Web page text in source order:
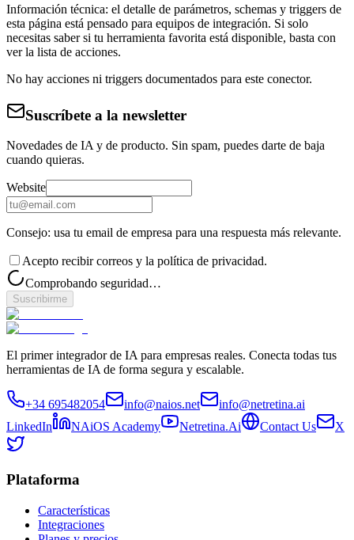
Información técnica: el detalle de parámetros, schemas y triggers de
esta página está pensado para equipos de integración. Si solo
necesitas saber si tu herramienta favorita está disponible, basta con
ver la lista de acciones.
No hay acciones ni triggers documentados para este conector.
Suscríbete a la newsletter
Novedades de IA y de producto. Sin spam, puedes darte de baja
cuando quieras.
Website
Consejo: usa tu email de empresa para una respuesta más relevante.
Acepto recibir correos y la política de privacidad.
Comprobando seguridad…
Suscribirme
El primer integrador de IA para empresas reales. Conecta todas tus
herramientas de IA de forma segura y escalable.
+34 695482054 info@naios.net
info@netretina.ai
LinkedIn
NAiOS Academy Netretina.Ai Contact Us X
Plataforma
Características
Integraciones